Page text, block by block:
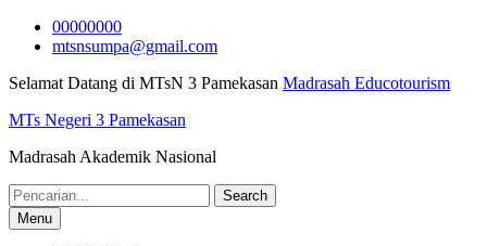
Skip
00000000
mtsnsumpa@gmail.com
Selamat Datang di MTsN 3 Pamekasan Madrasah Educotourism
MTs Negeri 3 Pamekasan
Madrasah Akademik Nasional
Search
for:Menu